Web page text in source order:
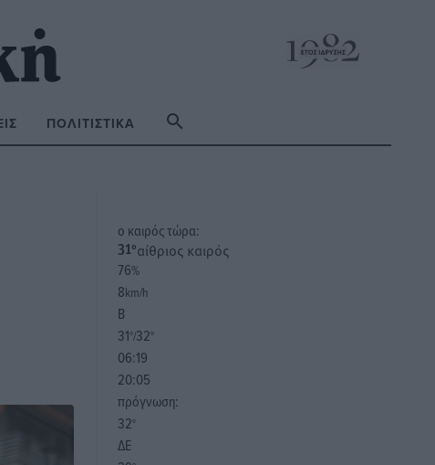
ΠΟΛΙΤΙΣΤΙΚΆ
o καιρός τώρα:
31°αίθριος καιρός
76%
8km/h
Β
31°/32°
06:19
20:05
πρόγνωση:
32°
ΔΕ